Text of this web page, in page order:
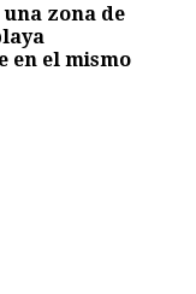
zona de
en el mismo